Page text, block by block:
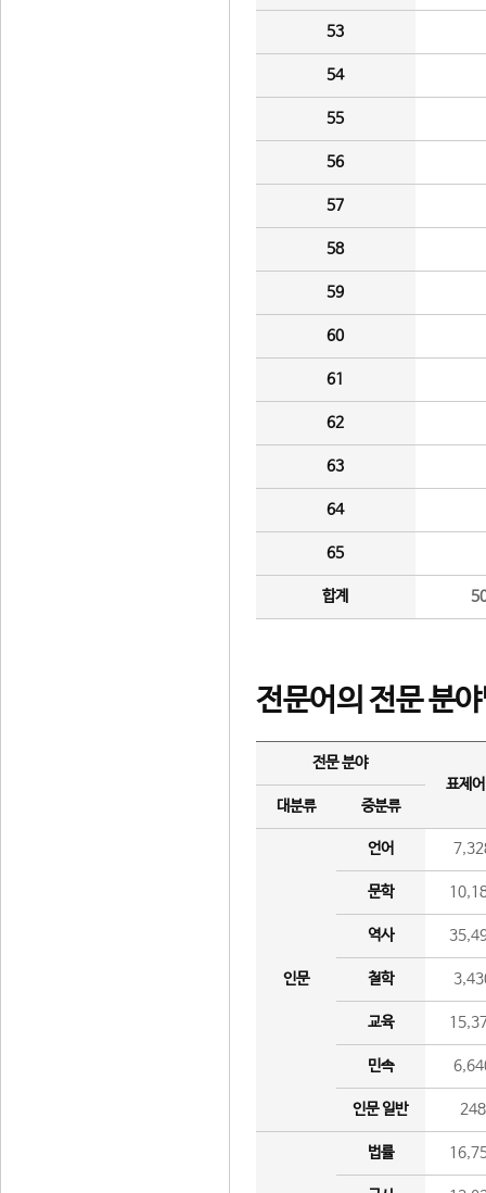
53
54
55
56
57
58
59
60
61
62
63
64
65
합계
전문어의 전문 분
전문 분야
표제
대분류
중분류
인문
언어
문학
역사
철학
교육
민속
인문 일반 248
법률